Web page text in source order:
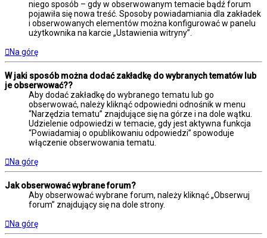
niego sposób – gdy w obserwowanym temacie bądź forum
pojawiła się nowa treść. Sposoby powiadamiania dla zakładek
i obserwowanych elementów można konfigurować w panelu
użytkownika na karcie „Ustawienia witryny”.
Na górę
W jaki sposób można dodać zakładkę do wybranych tematów lub
je obserwować??
Aby dodać zakładkę do wybranego tematu lub go
obserwować, należy kliknąć odpowiedni odnośnik w menu
“Narzędzia tematu” znajdujące się na górze i na dole wątku.
Udzielenie odpowiedzi w temacie, gdy jest aktywna funkcja
“Powiadamiaj o opublikowaniu odpowiedzi” spowoduje
włączenie obserwowania tematu.
Na górę
Jak obserwować wybrane forum?
Aby obserwować wybrane forum, należy kliknąć „Obserwuj
forum” znajdujący się na dole strony.
Na górę